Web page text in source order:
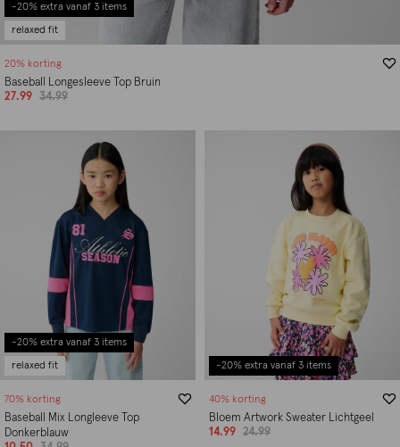
-20% extra vanaf 3 items
relaxed fit
20% korting
Baseball Longesleeve Top Bruin
27.99
34.99
-20% extra vanaf 3 items
relaxed fit
70% korting
Baseball Mix Longleeve Top
Donkerblauw
-20% extra vanaf 3 items
40% korting
Bloem Artwork Sweater Lichtgeel
14.99
24.99